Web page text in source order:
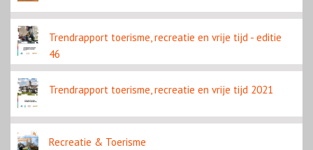
Trendrapport toerisme, recreatie en vrije tijd - editie
46
Trendrapport toerisme, recreatie en vrije tijd 2021
Recreatie & Toerisme